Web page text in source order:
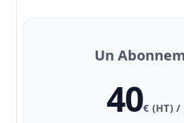
Un
40€ (HT)